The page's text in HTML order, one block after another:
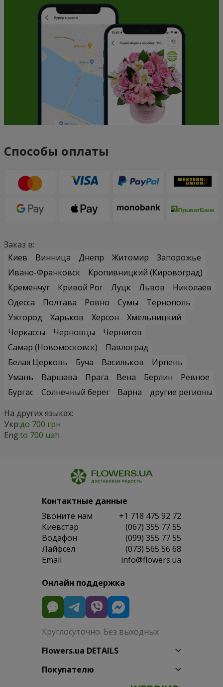
Способы оплаты
Заказ в:
Киев
Винница Днепр Житомир
Запорожье
Ивано-Франковск
Кропивницкий (Кировоград)
Кременчуг
Кривой Рог Луцк Львов
Николаев
Одесса
Полтава Ровно Сумы
Тернополь
Ужгород
Харьков Херсон
Хмельницкий
Черкассы
Черновцы
Чернигов
Самар (Новомосковск)
Павлоград
Белая Церковь
Буча Васильков
Ирпень
Умань
Варшава Прага Вена Берлин
Ревное
Бургас
Солнечный берег Варна
другие регионы
На других языках:
Укр:до 700 грн
Eng:to 700 uah
Контактные данные
Звоните нам
+1 718 475 92 72
Киевстар
(067) 355 77 55
Водафон
(099) 355 77 55
Лайфсел
(073) 565 56 68
Email
info@flowers.ua
Онлайн поддержка
Круглосуточно. Без выходных
Flowers.ua DETAILS
Покупателю